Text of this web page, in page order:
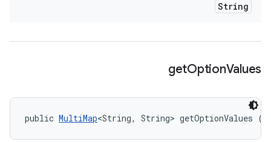
String
getOptionValues
public MultiMap<String, String> getOptionValues ()